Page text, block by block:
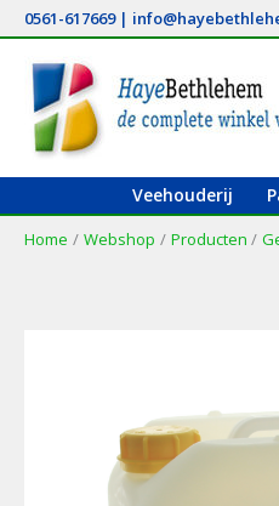
naar
inhoud
0561-617669|
Veehouderij
Home Webshop Producten